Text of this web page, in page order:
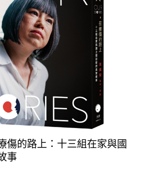
傷的路上：十三組在家與國
事